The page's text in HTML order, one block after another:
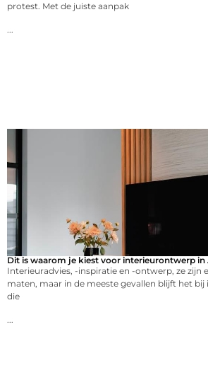
protest. Met de juiste aanpak
Dit is waarom je kiest voor interieurontwerp
Interieuradvies, -inspiratie en -ontwerp, ze zijn
maten, maar in de meeste gevallen blijft het bij
die